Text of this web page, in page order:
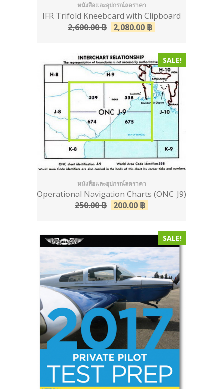
หนังสือและอุปกรณ์ลดราคา
IFR Trifold Kneeboard with Clipboard
2,600.00฿ 2,080.00 ฿
SALE!
หนังสือและอุปกรณ์ลดราคา
Operational Navigation Charts (ONC-J9)
250.00฿ 200.00 ฿
SALE!